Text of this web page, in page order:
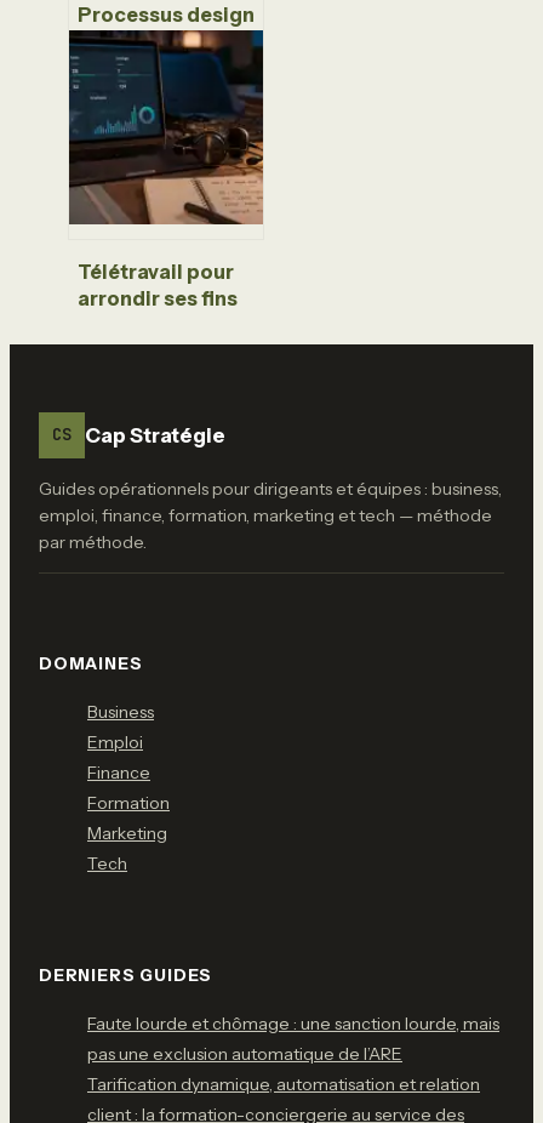
Processus design
thinking : 5 étapes
pour transformer
vos idées en
solutions réelles
Télétravail pour
arrondir ses fins
de l’heure sans
CS Cap Stratégie
Guides opérationnels pour dirigeants et équipes : business,
emploi, finance, formation, marketing et tech — méthode
par méthode.
DOMAINES
Business
Emploi
Finance
Formation
Marketing
Tech
DERNIERS GUIDES
Faute lourde et chômage : une sanction lourde, mais
pas une exclusion automatique de l’ARE
Tarification dynamique, automatisation et relation
client : la formation-conciergerie au service des